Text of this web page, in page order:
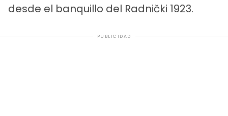
desde el banquillo del Radnički 1923.
PUBLICIDAD